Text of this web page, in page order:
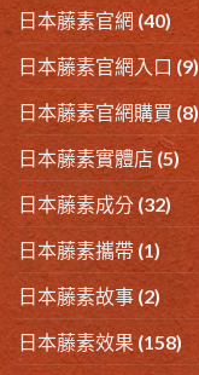
日本藤素官網 (40)
日本藤素官網入口 (9)
日本藤素官網購買 (8)
日本藤素實體店 (5)
日本藤素成分 (32)
日本藤素攜帶 (1)
日本藤素故事 (2)
日本藤素效果 (158)